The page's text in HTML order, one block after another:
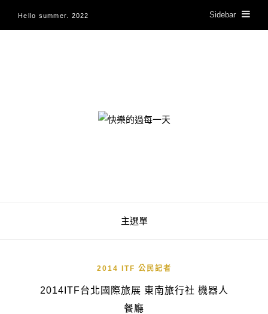
Hello summer. 2022 Sidebar
快樂的過每一天
主選單
2014 ITF 公民記者
2014ITF台北國際旅展 東南旅行社 機器人
餐廳